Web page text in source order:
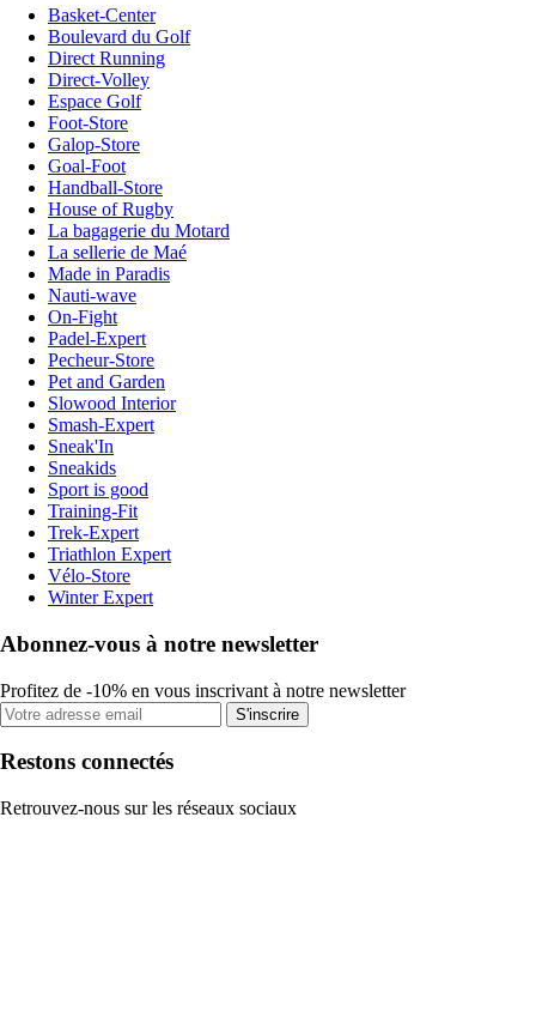
Basket-Center
Boulevard du Golf
Direct Running
Direct-Volley
Espace Golf
Foot-Store
Galop-Store
Goal-Foot
Handball-Store
House of Rugby
La bagagerie du Motard
La sellerie de Maé
Made in Paradis
Nauti-wave
On-Fight
Padel-Expert
Pecheur-Store
Pet and Garden
Slowood Interior
Smash-Expert
Sneak'In
Sneakids
Sport is good
Training-Fit
Trek-Expert
Triathlon Expert
Vélo-Store
Winter Expert
Abonnez-vous à notre newsletter
Profitez de -10% en vous inscrivant à notre newsletter
S'inscrire
Restons connectés
Retrouvez-nous sur les réseaux sociaux